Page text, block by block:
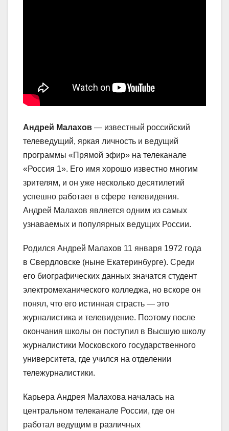
Андрей Малахов — известный российский
телеведущий, яркая личность и ведущий
программы «Прямой эфир» на телеканале
«Россия 1». Его имя хорошо известно многим
зрителям, и он уже несколько десятилетий
успешно работает в сфере телевидения.
Андрей Малахов является одним из самых
узнаваемых и популярных ведущих России.
Родился Андрей Малахов 11 января 1972 года
в Свердловске (ныне Екатеринбурге). Среди
его биографических данных значатся студент
электромеханического колледжа, но вскоре он
понял, что его истинная страсть — это
журналистика и телевидение. Поэтому после
окончания школы он поступил в Высшую школу
журналистики Московского государственного
университета, где учился на отделении
тележурналистики.
Карьера Андрея Малахова началась на
центральном телеканале России, где он
работал ведущим в различных